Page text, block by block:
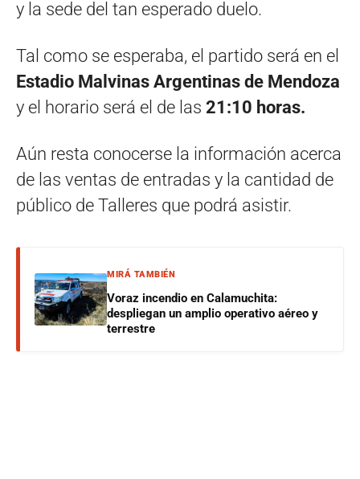
y la sede del tan esperado duelo.
Tal como se esperaba, el partido será en el
Estadio Malvinas Argentinas de Mendoza
y el horario será el de las 21:10 horas.
Aún resta conocerse la información acerca
de las ventas de entradas y la cantidad de
público de Talleres que podrá asistir.
MIRÁ TAMBIÉN
Voraz incendio en Calamuchita:
despliegan un amplio operativo aéreo y
terrestre